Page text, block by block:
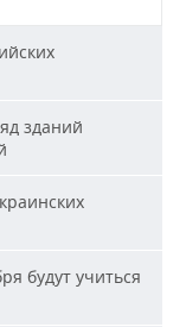
зданий
будут учиться